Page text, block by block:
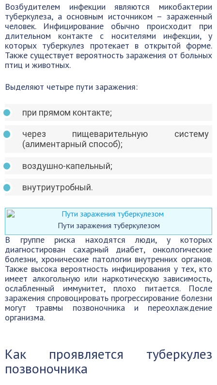
Возбудителем инфекции являются микобактерии
туберкулеза, а основным источником – зараженный
человек. Инфицирование обычно происходит при
длительном контакте с носителями инфекции, у
которых туберкулез протекает в открытой форме.
Также существует вероятность заражения от больных
птиц и животных.
Выделяют четыре пути заражения:
при прямом контакте;
через пищеварительную систему
(алиментарный способ);
воздушно-капельный;
внутриутробный.
Пути заражения туберкулезом
В группе риска находятся люди, у которых
диагностирован сахарный диабет, онкологические
болезни, хронические патологии внутренних органов.
Также высока вероятность инфицирования у тех, кто
имеет алкогольную или наркотическую зависимость,
ослабленный иммунитет, плохо питается. После
заражения спровоцировать прогрессирование болезни
могут травмы позвоночника и переохлаждение
организма.
Как проявляется туберкулез
позвоночника